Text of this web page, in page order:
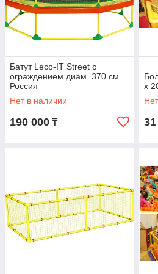
Батут Leco-IT Street с
ограждением диам. 370 см
Россия
Нет в наличии
190 000 ₸
х